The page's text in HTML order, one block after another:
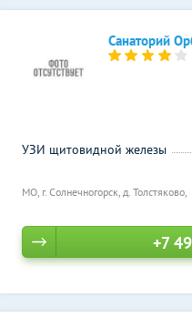
Санаторий
МО, г. Солнечногорск, д. Толстяково,
УЗИ щитовидной железы
+7